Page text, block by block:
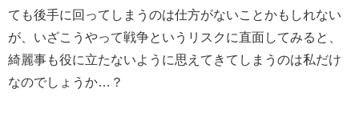
ても後手に回ってしまうのは仕方がないことかもしれない
が、いざこうやって戦争というリスクに直面してみると、
綺麗事も役に立たないように思えてきてしまうのは私だけ
なのでしょうか…？